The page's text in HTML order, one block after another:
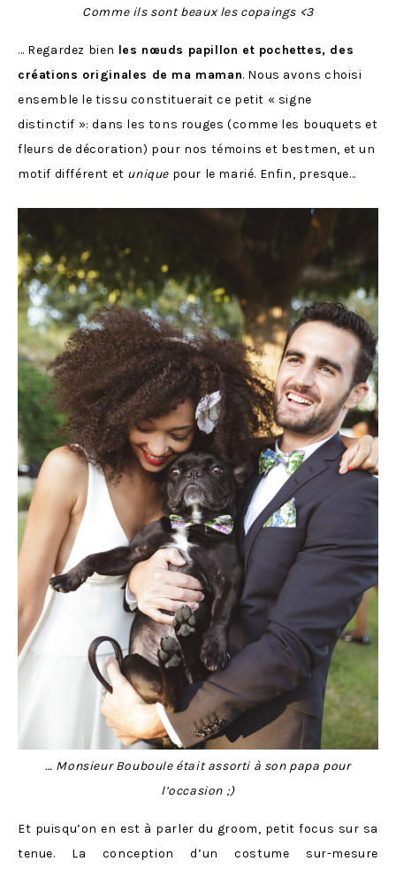
Comme ils sont beaux les copaings <3
… Regardez bien les nœuds papillon et pochettes, des
créations originales de ma maman. Nous avons choisi
ensemble le tissu constituerait ce petit « signe
distinctif »: dans les tons rouges (comme les bouquets et
fleurs de décoration) pour nos témoins et bestmen, et un
motif différent et unique pour le marié. Enfin, presque…
… Monsieur Bouboule était assorti à son papa pour
l’occasion ;)
Et puisqu’on en est à parler du groom, petit focus sur sa
tenue. La conception d’un costume sur-mesure